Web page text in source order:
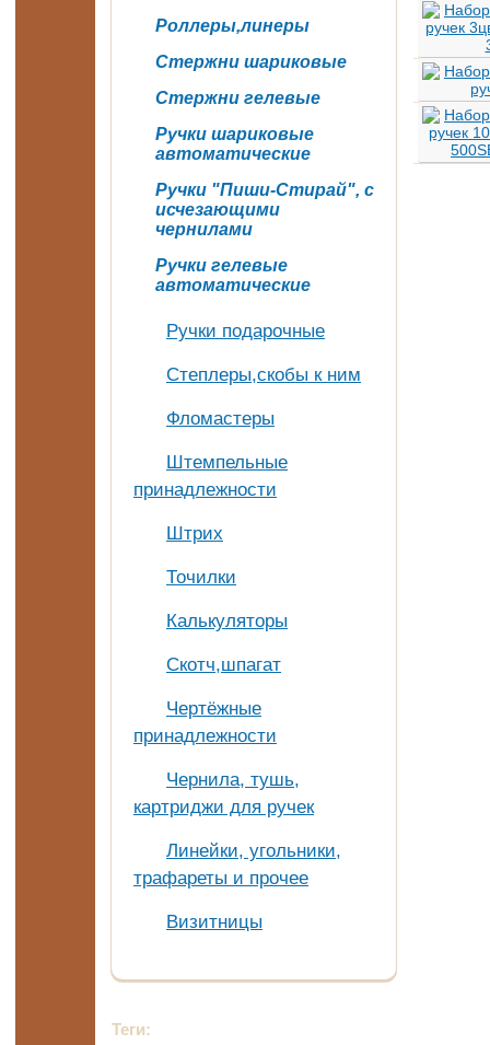
Роллеры,линеры
Стержни шариковые
Стержни гелевые
Ручки шариковые
автоматические
Ручки "Пиши-Стирай", с
исчезающими
чернилами
Ручки гелевые
автоматические
Ручки подарочные
Степлеры,скобы к ним
Фломастеры
Штемпельные
принадлежности
Штрих
Точилки
Калькуляторы
Скотч,шпагат
Чертёжные
принадлежности
Чернила, тушь,
картриджи для ручек
Линейки, угольники,
трафареты и прочее
Визитницы
Теги: